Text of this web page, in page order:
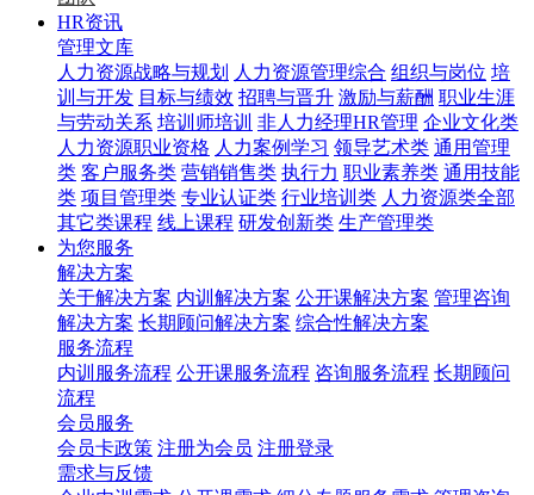
HR资讯
管理文库
人力资源战略与规划
人力资源管理综合 组织与岗位 培
训与开发 目标与绩效 招聘与晋升 激励与薪酬 职业生涯
与劳动关系 培训师培训 非人力经理HR管理 企业文化类
人力资源职业资格 人力案例学习 领导艺术类 通用管理
类 客户服务类 营销销售类 执行力 职业素养类 通用技能
类 项目管理类 专业认证类 行业培训类 人力资源类全部
其它类课程 线上课程 研发创新类 生产管理类
为您服务
解决方案
关于解决方案 内训解决方案 公开课解决方案 管理咨询
解决方案 长期顾问解决方案 综合性解决方案
服务流程
内训服务流程 公开课服务流程 咨询服务流程 长期顾问
流程
会员服务
会员卡政策 注册为会员 注册登录
需求与反馈